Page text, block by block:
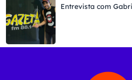
Entrevista com